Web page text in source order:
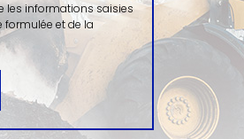
les informations saisies
formulée et de la